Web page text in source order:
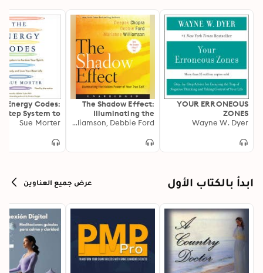
YOUR ERRONEOUS
ZONES
Wayne W. Dyer
The Shadow Effect:
Illuminating the
Hidden Power of Your
Deepak Chopra, Marianne Williamson, Debbie Ford
Energy Codes:
Step System to
Your Spirit,
Your Best Life
Sue Morter
ابدأ بالكتاب الأول عرض جميع العناوين